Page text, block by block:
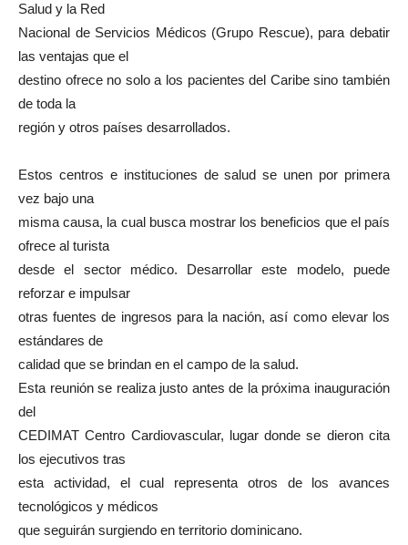
Salud y la Red
Nacional de Servicios Médicos (Grupo Rescue), para debatir
las ventajas que el
destino ofrece no solo a los pacientes del Caribe sino también
de toda la
región y otros países desarrollados.
Estos centros e instituciones de salud se unen por primera
vez bajo una
misma causa, la cual busca mostrar los beneficios que el país
ofrece al turista
desde el sector médico. Desarrollar este modelo, puede
reforzar e impulsar
otras fuentes de ingresos para la nación, así como elevar los
estándares de
calidad que se brindan en el campo de la salud.
Esta reunión se realiza justo antes de la próxima inauguración
del
CEDIMAT Centro Cardiovascular, lugar donde se dieron cita
los ejecutivos tras
esta actividad, el cual representa otros de los avances
tecnológicos y médicos
que seguirán surgiendo en territorio dominicano.